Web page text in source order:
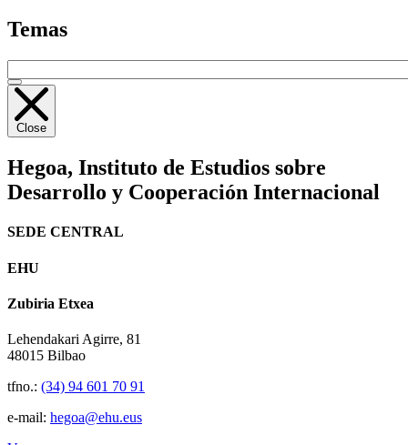
Temas
Close
Hegoa, Instituto de Estudios sobre
Desarrollo y Cooperación Internacional
SEDE CENTRAL
EHU
Zubiria Etxea
Lehendakari Agirre, 81
48015 Bilbao
tfno.: (34) 94 601 70 91
e-mail: hegoa@ehu.eus